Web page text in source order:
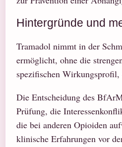
Hintergründe und
Tramadol nimmt in der
ermöglicht, ohne die
spezifischen
Die Entscheidung des
Prüfung, die
die bei anderen Opioiden
klinische Erfahrungen vor